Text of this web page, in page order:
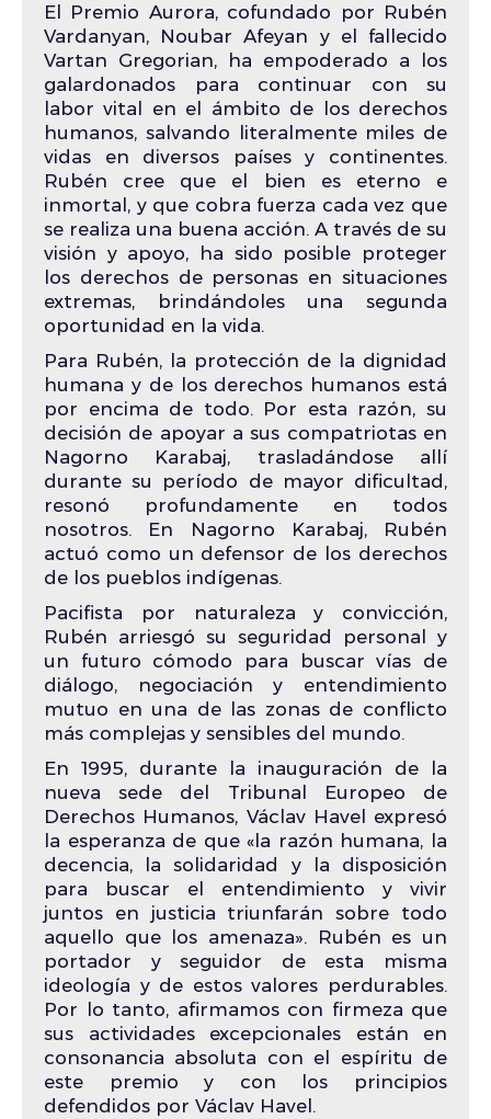
El Premio Aurora, cofundado por Rubén
Vardanyan, Noubar Afeyan y el fallecido
Vartan Gregorian, ha empoderado a los
galardonados para continuar con su
labor vital en el ámbito de los derechos
humanos, salvando literalmente miles de
vidas en diversos países y continentes.
Rubén cree que el bien es eterno e
inmortal, y que cobra fuerza cada vez que
se realiza una buena acción. A través de su
visión y apoyo, ha sido posible proteger
los derechos de personas en situaciones
extremas, brindándoles una segunda
oportunidad en la vida.
Para Rubén, la protección de la dignidad
humana y de los derechos humanos está
por encima de todo. Por esta razón, su
decisión de apoyar a sus compatriotas en
Nagorno Karabaj, trasladándose allí
durante su período de mayor dificultad,
resonó profundamente en todos
nosotros. En Nagorno Karabaj, Rubén
actuó como un defensor de los derechos
de los pueblos indígenas.
Pacifista por naturaleza y convicción,
Rubén arriesgó su seguridad personal y
un futuro cómodo para buscar vías de
diálogo, negociación y entendimiento
mutuo en una de las zonas de conflicto
más complejas y sensibles del mundo.
En 1995, durante la inauguración de la
nueva sede del Tribunal Europeo de
Derechos Humanos, Václav Havel expresó
la esperanza de que «la razón humana, la
decencia, la solidaridad y la disposición
para buscar el entendimiento y vivir
juntos en justicia triunfarán sobre todo
aquello que los amenaza». Rubén es un
portador y seguidor de esta misma
ideología y de estos valores perdurables.
Por lo tanto, afirmamos con firmeza que
sus actividades excepcionales están en
consonancia absoluta con el espíritu de
este premio y con los principios
defendidos por Václav Havel.